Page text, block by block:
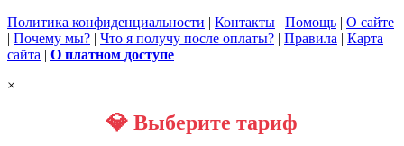
Политика конфиденциальности | Контакты | Помощь | О сайте
| Почему мы? | Что я получу после оплаты? | Правила | Карта
сайта | О платном доступе
×
💎 Выберите тариф